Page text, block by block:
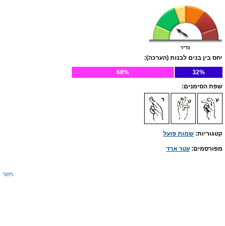
נדיר
יחס בין בנים לבנות (הערכה):
32%
68%
שפת הסימנים:
קטגוריות: שמות פועל
מפורסמים: עטר ארד
חזור